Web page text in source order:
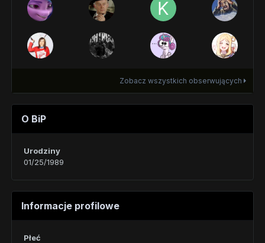
Zobacz wszystkich obserwujących
O BiP
Urodziny
01/25/1989
Informacje profilowe
Płeć